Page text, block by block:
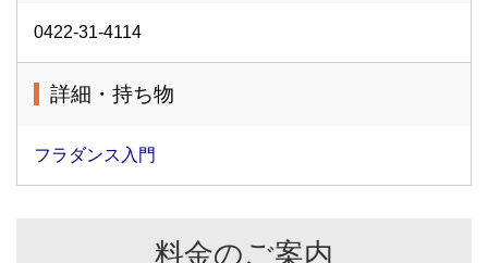
0422-31-4114
詳細・持ち物
フラダンス入門
料金のご案内